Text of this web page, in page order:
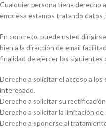
Cualquier persona tiene derecho
empresa estamos tratando datos
En concreto, puede usted
bien a la dirección de email
finalidad de ejercer los siguientes
Derecho a solicitar el acceso a
interesado.
Derecho a solicitar su
Derecho a solicitar la limitación
Derecho a oponerse al